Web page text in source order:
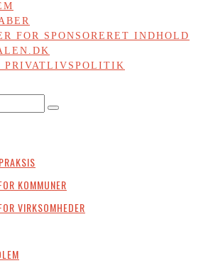
FOR SPONSORERET INDHOLD
PRIVATLIVSPOLITIK
KOMMUNER
VIRKSOMHEDER